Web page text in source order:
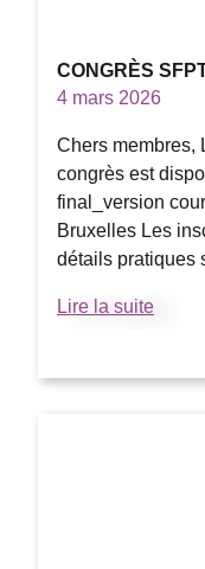
CONGRÈS
4 mars 2026
Chers membres,
congrès est
final_version
Bruxelles Les
détails pratiques
Lire la suite